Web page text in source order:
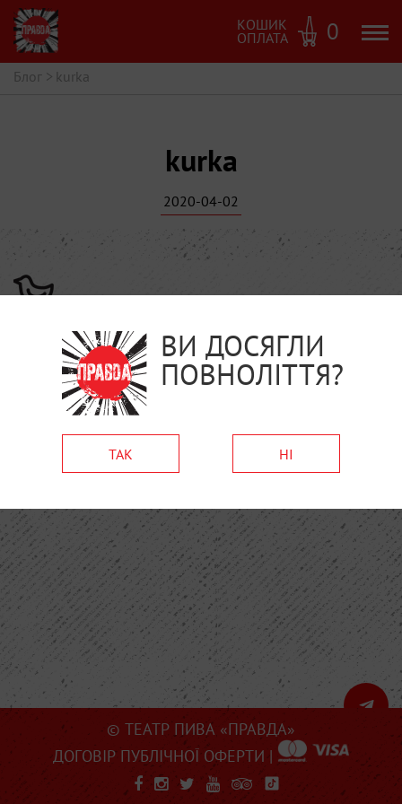
КОШИК
ОПЛАТА 0
Блог > kurka
kurka
2020-04-02
© ТЕАТР ПИВА «ПРАВДА»
ДОГОВІР ПУБЛІЧНОЇ ОФЕРТИ |
ВИ ДОСЯГЛИ
ПОВНОЛІТТЯ?
ТАК НІ